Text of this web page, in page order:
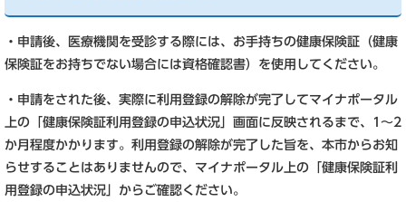
・申請後、医療機関を受診する際には、お手持ちの健康保険証（健康
保険証をお持ちでない場合には資格確認書）を使用してください。
・申請をされた後、実際に利用登録の解除が完了してマイナポータル
上の「健康保険証利用登録の申込状況」画面に反映されるまで、1～2
か月程度かかります。利用登録の解除が完了した旨を、本市からお知
らせすることはありませんので、マイナポータル上の「健康保険証利
用登録の申込状況」からご確認ください。